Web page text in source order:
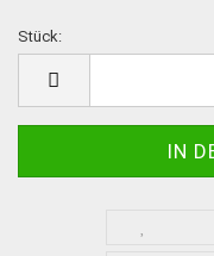
Stück: